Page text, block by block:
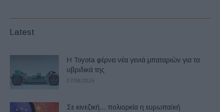
Latest
Η Toyota φέρνει νέα γενιά μπαταριών για τα
υβριδικά της
07/08/2026
Σε κινεζική… πολιορκία η ευρωπαϊκή